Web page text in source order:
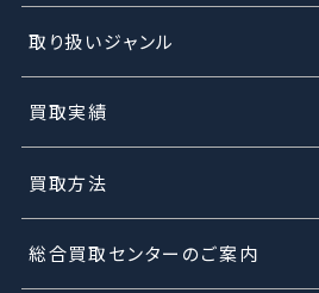
取り扱いジャンル
買取実績
買取方法
総合買取センターのご案内